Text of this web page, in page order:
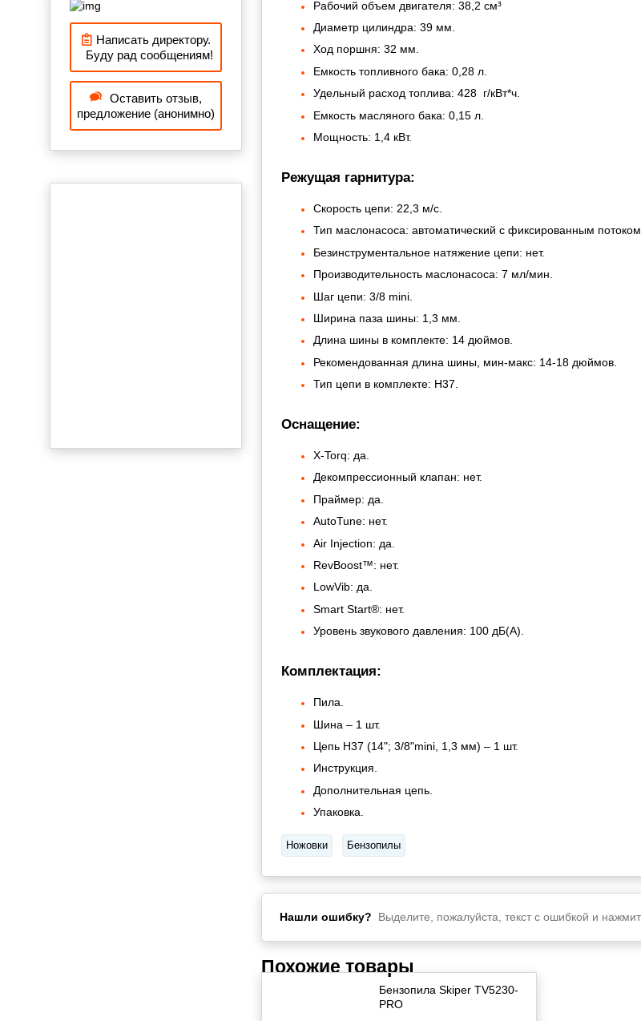
Написать директору.
Буду рад сообщениям!
Оставить отзыв,
предложение (анонимно)
Рабочий объем двигателя: 38,2 см³
Диаметр цилиндра: 39 мм.
Ход поршня: 32 мм.
Емкость топливного бака: 0,28 л.
Удельный расход топлива: 428 г/кВт*ч.
Емкость масляного бака: 0,15 л.
Мощность: 1,4 кВт.
Режущая гарнитура:
Скорость цепи: 22,3 м/с.
Тип маслонасоса: автоматический с фиксированным
Безинструментальное натяжение цепи: нет.
Производительность маслонасоса: 7 мл/мин.
Шаг цепи: 3/8 mini.
Ширина паза шины: 1,3 мм.
Длина шины в комплекте: 14 дюймов.
Рекомендованная длина шины, мин‐макс: 14-18 дюймов.
Тип цепи в комплекте: H37.
Оснащение:
X-Torq: да.
Декомпрессионный клапан: нет.
Праймер: да.
AutoTune: нет.
Air Injection: да.
RevBoost™: нет.
LowVib: да.
Smart Start®: нет.
Уровень звукового давления: 100 дБ(А).
Комплектация:
Пила.
Шина – 1 шт.
Цепь H37 (14"; 3/8"mini, 1,3 мм) – 1 шт.
Инструкция.
Дополнительная цепь.
Упаковка.
Ножовки Бензопилы
Нашли ошибку? Выделите, пожалуйста, текст с ошибкой и
Похожие товары
Бензопила Skiper TV5230-
PRO